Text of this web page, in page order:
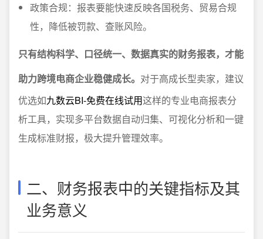
政策合规：报表要能快速反映各国税务、贸易合规
性，降低被罚款、查账风险。
只有结构科学、口径统一、数据真实的财务报表，才能
助力跨境电商企业稳健成长。 对于高成长型卖家，建议
优选如九数云BI-免费在线试用这样的专业电商报表分
析工具，实现多平台数据自动归集、可视化分析和一键
生成标准财报，极大提升管理效率。
二、财务报表中的关键指标及其
业务意义